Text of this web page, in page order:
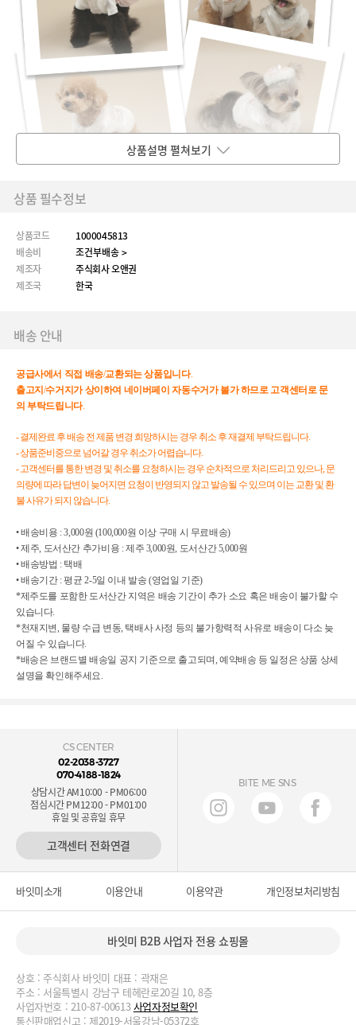
상품설명 펼쳐보기
상품 필수정보
상품코드
1000045813
배송비
조건부배송 >
제조자
주식회사 오앤권
제조국
한국
배송 안내
공급사에서 직접 배송/교환되는상품입니다.
출고지 /수거지가 상이하여 네이버페이 자동수거가 불가하므로고객센터로문
의 부탁드립니다.
- 결제완료 후 배송 전 제품 변경 희망하시는 경우 취소 후 재결제 부탁드립니다.
- 상품준비중으로 넘어갈 경우 취소가 어렵습니다.
- 고객센터를 통한 변경 및 취소를 요청하시는 경우 순차적으로 처리드리고 있으나, 문
의량에 따라 답변이 늦어지면 요청이 반영되지 않고 발송될 수 있으며 이는 교환 및 환
불 사유가 되지 않습니다.
• 배송비용 : 3,000원 (100,000원 이상 구매 시 무료배송)
• 제주, 도서산간 추가비용 : 제주 3,000원, 도서산간 5,000원
• 배송방법 : 택배
• 배송기간 : 평균 2-5일 이내 발송 (영업일 기준)
*제주도를 포함한 도서산간 지역은 배송 기간이 추가 소요 혹은 배송이 불가할 수
있습니다.
*천재지변, 물량 수급 변동, 택배사 사정 등의 불가항력적 사유로 배송이 다소 늦
어질 수 있습니다.
*배송은 브랜드별 배송일 공지 기준으로 출고되며, 예약배송 등 일정은 상품 상세
설명을 확인해주세요.
CS CENTER
02-2038-3727
070-4188-1824
상담시간 AM10:00 - PM06:00
점심시간 PM12:00 - PM01:00
휴일 및 공휴일 휴무
고객센터 전화연결
BITE ME SNS
바잇미소개 이용안내 이용약관 개인정보처리방침
바잇미 B2B 사업자 전용 쇼핑몰
상호 : 주식회사 바잇미 대표 : 곽재은
주소 : 서울특별시 강남구 테헤란로20길 10, 8층
사업자번호 : 210-87-00613사업자정보확인
통신판매업신고 : 제2019-서울강남-05372호